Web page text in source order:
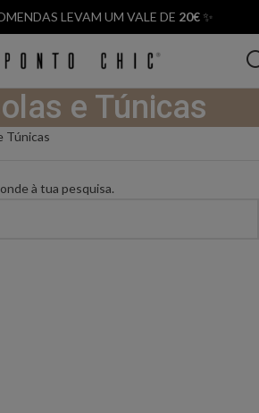
LEVAM UM VALE DE 20€✨
e Túnicas
Túnicas
à tua pesquisa.